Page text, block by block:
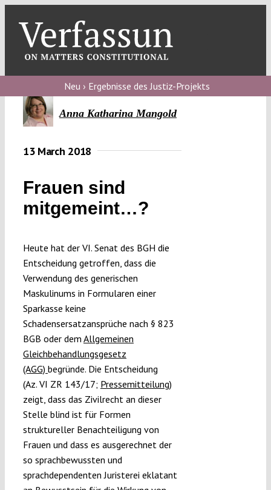
content
blog
Verfassungs
Verfassungs
Verfassungs
editorial
About
Submissions
Funding
Projects
Neu › Ergebnisse des Justiz-Projekts
Anna Katharina Mangold
13 March 2018
Frauen sind
mitgemeint…?
Heute hat der VI. Senat des BGH die
Entscheidung getroffen, dass die
Verwendung des generischen
Maskulinums in Formularen einer
Sparkasse keine
Schadensersatzansprüche nach § 823
BGB oder dem Allgemeinen
Gleichbehandlungsgesetz
(AGG) begründe. Die Entscheidung
(Az. VI ZR 143/17; Pressemitteilung)
zeigt, dass das Zivilrecht an dieser
Stelle blind ist für Formen
struktureller Benachteiligung von
Frauen und dass es ausgerechnet der
so sprachbewussten und
sprachdependenten Juristerei eklatant